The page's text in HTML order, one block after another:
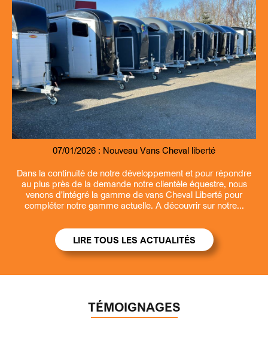
07/01/2026 : Nouveau Vans Cheval liberté
Dans la continuité de notre développement et pour répondre
au plus près de la demande notre clientèle équestre, nous
venons d'intégré la gamme de vans Cheval Liberté pour
compléter notre gamme actuelle. A découvrir sur notre...
07/01/2026 : Nouveau Remorque fourgon et benne Debon
13/03/2026 : Ouverture la samedi matin
09/07/2026 : Entretien et revisions remorques
LIRE TOUS LES ACTUALITÉS
TÉMOIGNAGES